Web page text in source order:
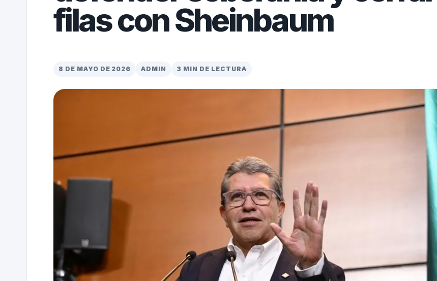
filas con Sheinbaum
8 DE MAYO DE 2026 ADMIN 3 MIN DE LECTURA